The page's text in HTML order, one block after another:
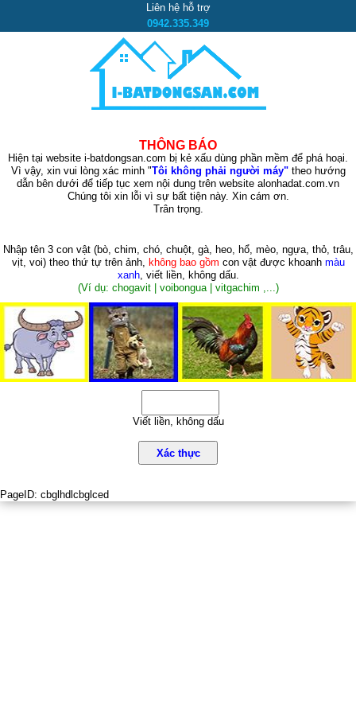
Liên hệ hỗ trợ
0942.335.349
THÔNG BÁO
Hiện tại website i-batdongsan.com bị kẻ xấu dùng phần mềm để phá hoại.
Vì vậy, xin vui lòng xác minh "Tôi không phải người máy"theo hướng
dẫn bên dưới để tiếp tục xem nội dung trên website alonhadat.com.vn
Chúng tôi xin lỗi vì sự bất tiện này. Xin cám ơn.
Trân trọng.
Nhập tên 3 con vật (bò, chim, chó, chuột, gà, heo, hổ, mèo, ngựa, thỏ, trâu,
vịt, voi)theo thứ tự trên ảnh, không bao gồm con vật được khoanh màu
xanh, viết liền, không dấu.
(Ví dụ: chogavit | voibongua | vitgachim ,...)
Viết liền, không dấu
Xác thực
PageID: cbglhdlcbglced